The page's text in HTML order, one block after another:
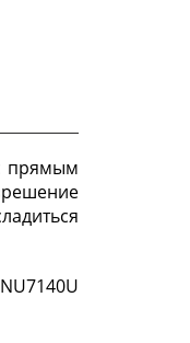
прямым